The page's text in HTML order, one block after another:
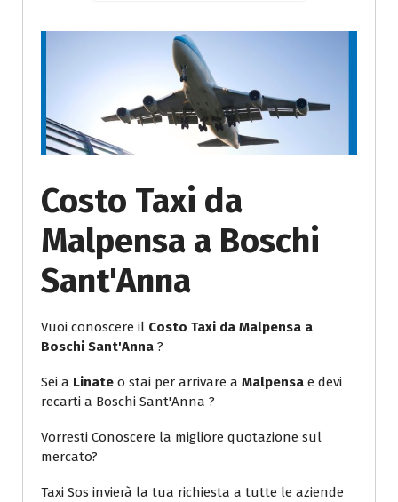
Costo Taxi da
Malpensa a Boschi
Sant'Anna
Vuoi conoscere il Costo Taxi da Malpensa a
Boschi Sant'Anna ?
Sei a Linate o stai per arrivare a Malpensa e devi
recarti a Boschi Sant'Anna ?
Vorresti Conoscere la migliore quotazione sul
mercato?
Taxi Sos invierà la tua richiesta a tutte le aziende